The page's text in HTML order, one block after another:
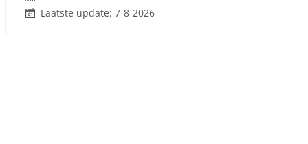
Laatste update: 7-8-2026